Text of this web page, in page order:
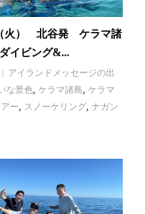
火） 北谷発 ケラマ諸
イビング&...
アイランドメッセージの出
な景色 ,ケラマ諸島 ,ケラマ
ー
スノーケリング ,ナガン